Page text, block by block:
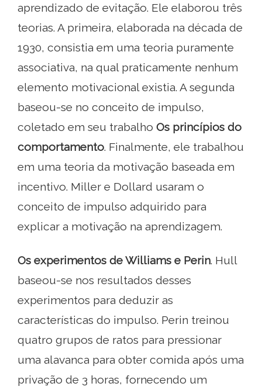
aprendizado de evitação. Ele elaborou três
teorias. A primeira, elaborada na década de
1930, consistia em uma teoria puramente
associativa, na qual praticamente nenhum
elemento motivacional existia. A segunda
baseou-se no conceito de impulso,
coletado em seu trabalho Os princípios do
comportamento. Finalmente, ele trabalhou
em uma teoria da motivação baseada em
incentivo. Miller e Dollard usaram o
conceito de impulso adquirido para
explicar a motivação na aprendizagem.
Os experimentos de Williams e Perin. Hull
baseou-se nos resultados desses
experimentos para deduzir as
características do impulso. Perin treinou
quatro grupos de ratos para pressionar
uma alavanca para obter comida após uma
privação de 3 horas, fornecendo um